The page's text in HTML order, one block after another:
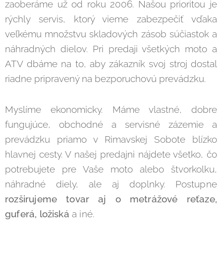
zaoberáme už od roku 2006. Našou prioritou je
rýchly servis, ktorý vieme zabezpečiť vďaka
veľkému množstvu skladových zásob súčiastok a
náhradných dielov. Pri predaji všetkých moto a
ATV dbáme na to, aby zákazník svoj stroj dostal
riadne pripravený na bezporuchovú prevádzku.
Myslíme ekonomicky. Máme vlastné, dobre
fungujúce, obchodné a servisné zázemie a
prevádzku priamo v Rimavskej Sobote blízko
hlavnej cesty. V našej predajni nájdete všetko, čo
potrebujete pre Vaše moto alebo štvorkolku,
náhradné diely, ale aj doplnky. Postupne
rozširujeme tovar aj o metrážové reťaze,
guferá, ložiská a iné.